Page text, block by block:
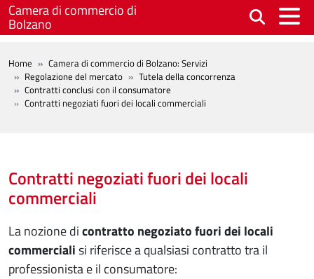
Salta al contenuto principale
Camera di commercio di
Bolzano
BREADCRUMB
Home
Camera di commercio di Bolzano: Servizi
Regolazione del mercato
Tutela della concorrenza
Contratti conclusi con il consumatore
Contratti negoziati fuori dei locali commerciali
Contratti negoziati fuori dei locali
commerciali
La nozione dicontratto negoziato fuori dei locali
commercialisi riferisce a qualsiasi contratto tra il
professionista e il consumatore: